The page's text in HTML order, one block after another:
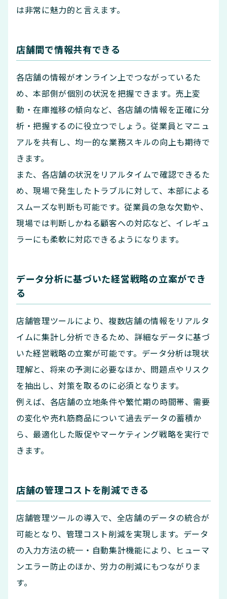
は非常に魅力的と言えます。
店舗間で情報共有できる
各店舗の情報がオンライン上でつながっているた
め、本部側が個別の状況を把握できます。売上変
動・在庫推移の傾向など、各店舗の情報を正確に分
析・把握するのに役立つでしょう。従業員とマニュ
アルを共有し、均一的な業務スキルの向上も期待で
きます。
また、各店舗の状況をリアルタイムで確認できるた
め、現場で発生したトラブルに対して、本部による
スムーズな判断も可能です。従業員の急な欠勤や、
現場では判断しかねる顧客への対応など、イレギュ
ラーにも柔軟に対応できるようになります。
データ分析に基づいた経営戦略の立案ができ
る
店舗管理ツールにより、複数店舗の情報をリアルタ
イムに集計し分析できるため、詳細なデータに基づ
いた経営戦略の立案が可能です。データ分析は現状
理解と、将来の予測に必要なほか、問題点やリスク
を抽出し、対策を取るのに必須となります。
例えば、各店舗の立地条件や繁忙期の時間帯、需要
の変化や売れ筋商品について過去データの蓄積か
ら、最適化した販促やマーケティング戦略を実行で
きます。
店舗の管理コストを削減できる
店舗管理ツールの導入で、全店舗のデータの統合が
可能となり、管理コスト削減を実現します。データ
の入力方法の統一・自動集計機能により、ヒューマ
ンエラー防止のほか、労力の削減にもつながりま
す。